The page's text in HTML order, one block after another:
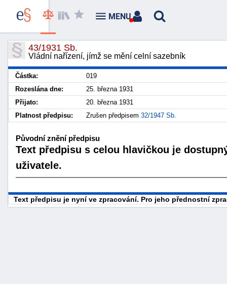
43/1931 Sb.
Vládní nařízení, jímž se mění celní sazebník
Částka:
019
Rozeslána dne:
25. března 1931
Přijato:
20. března 1931
Platnost předpisu:
Zrušen předpisem 32/1947 Sb.
Původní znění předpisu
Text předpisu s celou hlavičkou je
uživatele.
Text předpisu je nyní ve zpracování. Pro jeho přednostní
MENU